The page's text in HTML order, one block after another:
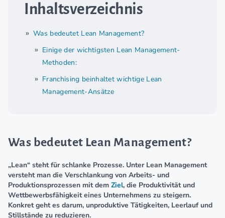
Inhaltsverzeichnis
Was bedeutet Lean Management?
Einige der wichtigsten Lean Management-
Methoden:
Franchising beinhaltet wichtige Lean
Management-Ansätze
Was bedeutet Lean Management?
„Lean“ steht für schlanke Prozesse. Unter Lean Management
versteht man die Verschlankung von Arbeits- und
Produktionsprozessen mit dem Ziel, die Produktivität und
Wettbewerbsfähigkeit eines Unternehmens zu steigern.
Konkret geht es darum, unproduktive Tätigkeiten, Leerlauf und
Stillstände zu reduzieren.